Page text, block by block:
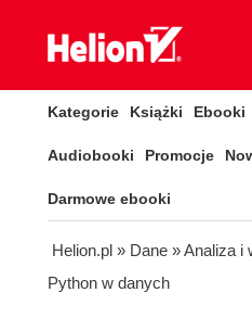
Kategorie Książki Ebooki
Audiobooki Promocje
Darmowe ebooki
Helion.pl » Dane »Analiza i
Python w danych